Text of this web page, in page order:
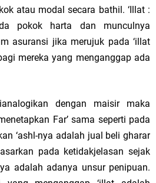
atau modal secara bathil. ‘Illat :
pokok harta dan munculnya
asuransi jika merujuk pada ‘illat
mereka yang menganggap ada
dengan maisir maka
Far’ sama seperti pada
‘ashl-nya adalah jual beli gharar
pada ketidakjelasan sejak
adalah adanya unsur penipuan.